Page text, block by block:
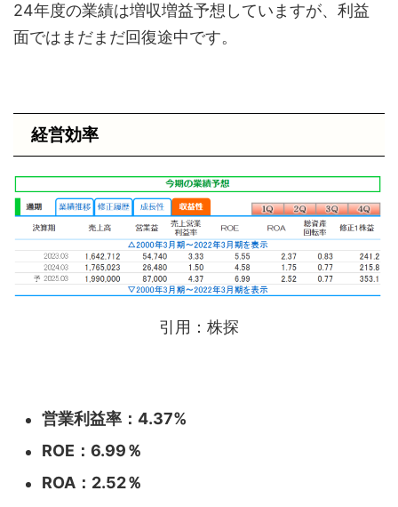
24年度の業績は増収増益予想していますが、利益
面ではまだまだ回復途中です。
経営効率
引用：株探
営業利益率：4.37%
ROE：6.99％
ROA：2.52％